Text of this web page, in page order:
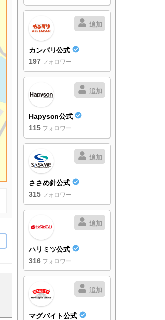
追加
カンパリ公式
197 フォロワー
追加
Hapyson公式
115 フォロワー
追加
ささめ針公式
315 フォロワー
追加
ハリミツ公式
316 フォロワー
追加
マグバイト公式